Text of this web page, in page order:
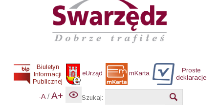
Biuletyn
Informacji
Publicznej
eUrząd mKarta
Proste
deklaracje
-A / A+ Szukaj: